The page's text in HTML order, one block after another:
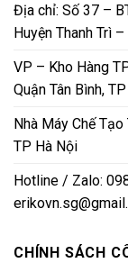
Địa chỉ: Số 37 –
Huyện Thanh Trì
VP – Kho Hàng
Quận Tân Bình,
Nhà Máy Chế
TP Hà Nội
Hotline / Zalo:
CHÍNH SÁCH